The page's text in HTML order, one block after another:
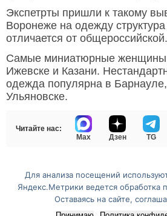
Экспетрты пришли к такому
Воронеже на одежду
отличается от общероссийской.
Самые миниатюрные женщины
Ижевске и Казани.
одежда популярна в
Ульяновске.
Читайте нас:
Max
Дзен TG
Перейти на полную версию
Для анализа посещений
Яндекс.Метрики ведется обработка
Оставаясь на сайте,